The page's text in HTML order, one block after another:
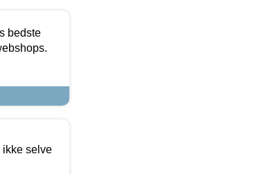
bedste
selve